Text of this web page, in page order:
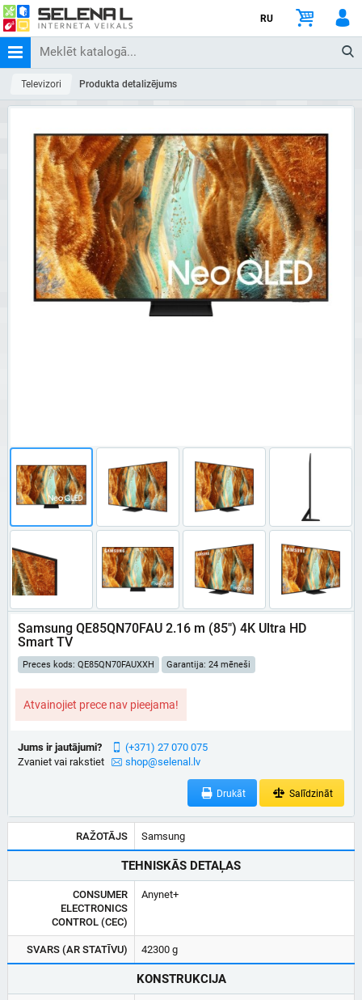
RU
Televizori Produkta detalizējums
Samsung QE85QN70FAU 2.16 m (85") 4K Ultra HD
Smart TV
Preces kods: QE85QN70FAUXXH Garantija: 24 mēneši
Atvainojiet prece nav pieejama!
Jums ir jautājumi?
Zvaniet vai rakstiet
(+371) 27 070 075
shop@selenal.lv
Drukāt Salīdzināt
RAŽOTĀJS Samsung
TEHNISKĀS DETAĻAS
CONSUMER
ELECTRONICS
CONTROL (CEC)
Anynet+
SVARS (AR STATĪVU) 42300 g
KONSTRUKCIJA